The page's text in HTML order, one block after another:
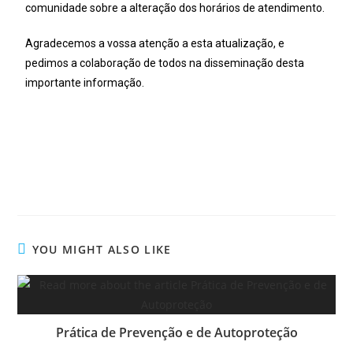
comunidade sobre a alteração dos horários de atendimento.
Agradecemos a vossa atenção a esta atualização, e
pedimos a colaboração de todos na disseminação desta
importante informação.
YOU MIGHT ALSO LIKE
Prática de Prevenção e de Autoproteção